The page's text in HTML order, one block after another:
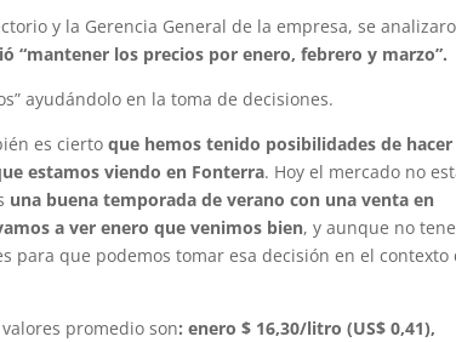
y la Gerencia General de la empresa, se
“mantener los precios por enero, febrero y marzo”.
ayudándolo en la toma de decisiones.
es ciertoque hemos tenido posibilidades de hacer
estamos viendo en Fonterra. Hoy el mercado no
una buena temporada de verano con una venta en
a ver enero que venimos bien, y aunque no
para que podemos tomar esa decisión en el contexto
promedio son: enero $ 16,30/litro (US$ 0,41),